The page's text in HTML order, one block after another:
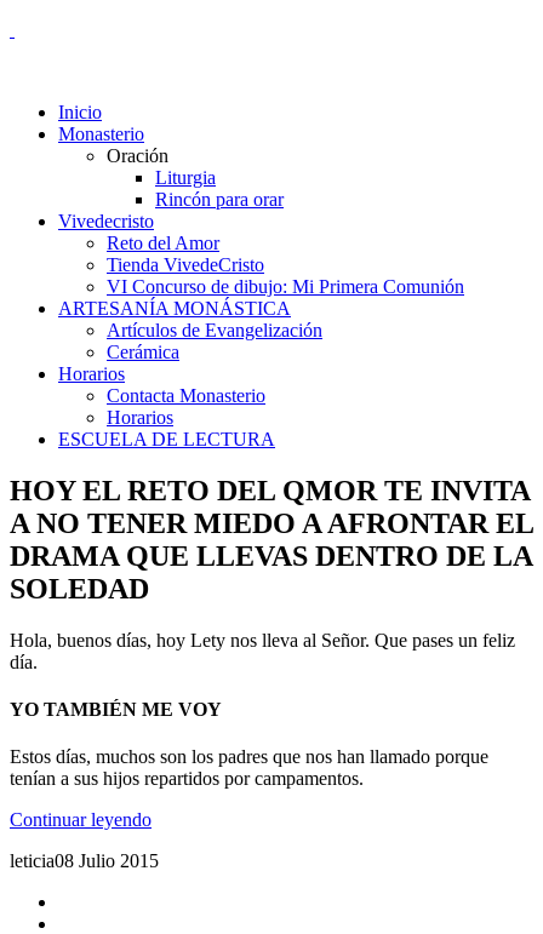
Inicio
Monasterio
Oración
Liturgia
Rincón para orar
Vivedecristo
Reto del Amor
Tienda VivedeCristo
VI Concurso de dibujo: Mi Primera Comunión
ARTESANÍA MONÁSTICA
Artículos de Evangelización
Cerámica
Horarios
Contacta Monasterio
Horarios
ESCUELA DE LECTURA
HOY EL RETO DEL QMOR TE INVITA
A NO TENER MIEDO A AFRONTAR EL
DRAMA QUE LLEVAS DENTRO DE LA
SOLEDAD
Hola, buenos días, hoy Lety nos lleva al Señor. Que pases un feliz
día.
YO TAMBIÉN ME VOY
Estos días, muchos son los padres que nos han llamado porque
tenían a sus hijos repartidos por campamentos.
Continuar leyendo
leticia08 Julio 2015